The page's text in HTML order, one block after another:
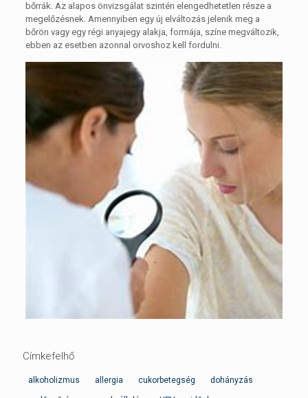
bőrrák. Az alapos önvizsgálat szintén elengedhetetlen része a
megelőzésnek. Amennyiben egy új elváltozás jelenik meg a
bőrön vagy egy régi anyajegy alakja, formája, színe megváltozik,
ebben az esetben azonnal orvoshoz kell fordulni.
Címkefelhő
alkoholizmus allergia cukorbetegség dohányzás